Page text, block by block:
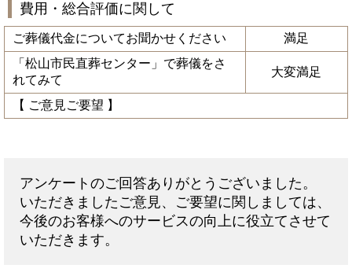
費用・総合評価に関して
ご葬儀代金についてお聞かせください
満足
「松山市民直葬センター」で葬儀をさ
れてみて
大変満足
【 ご意見ご要望 】
アンケートのご回答ありがとうございました。
いただきましたご意見、ご要望に関しましては、
今後のお客様へのサービスの向上に役立てさせて
いただきます。